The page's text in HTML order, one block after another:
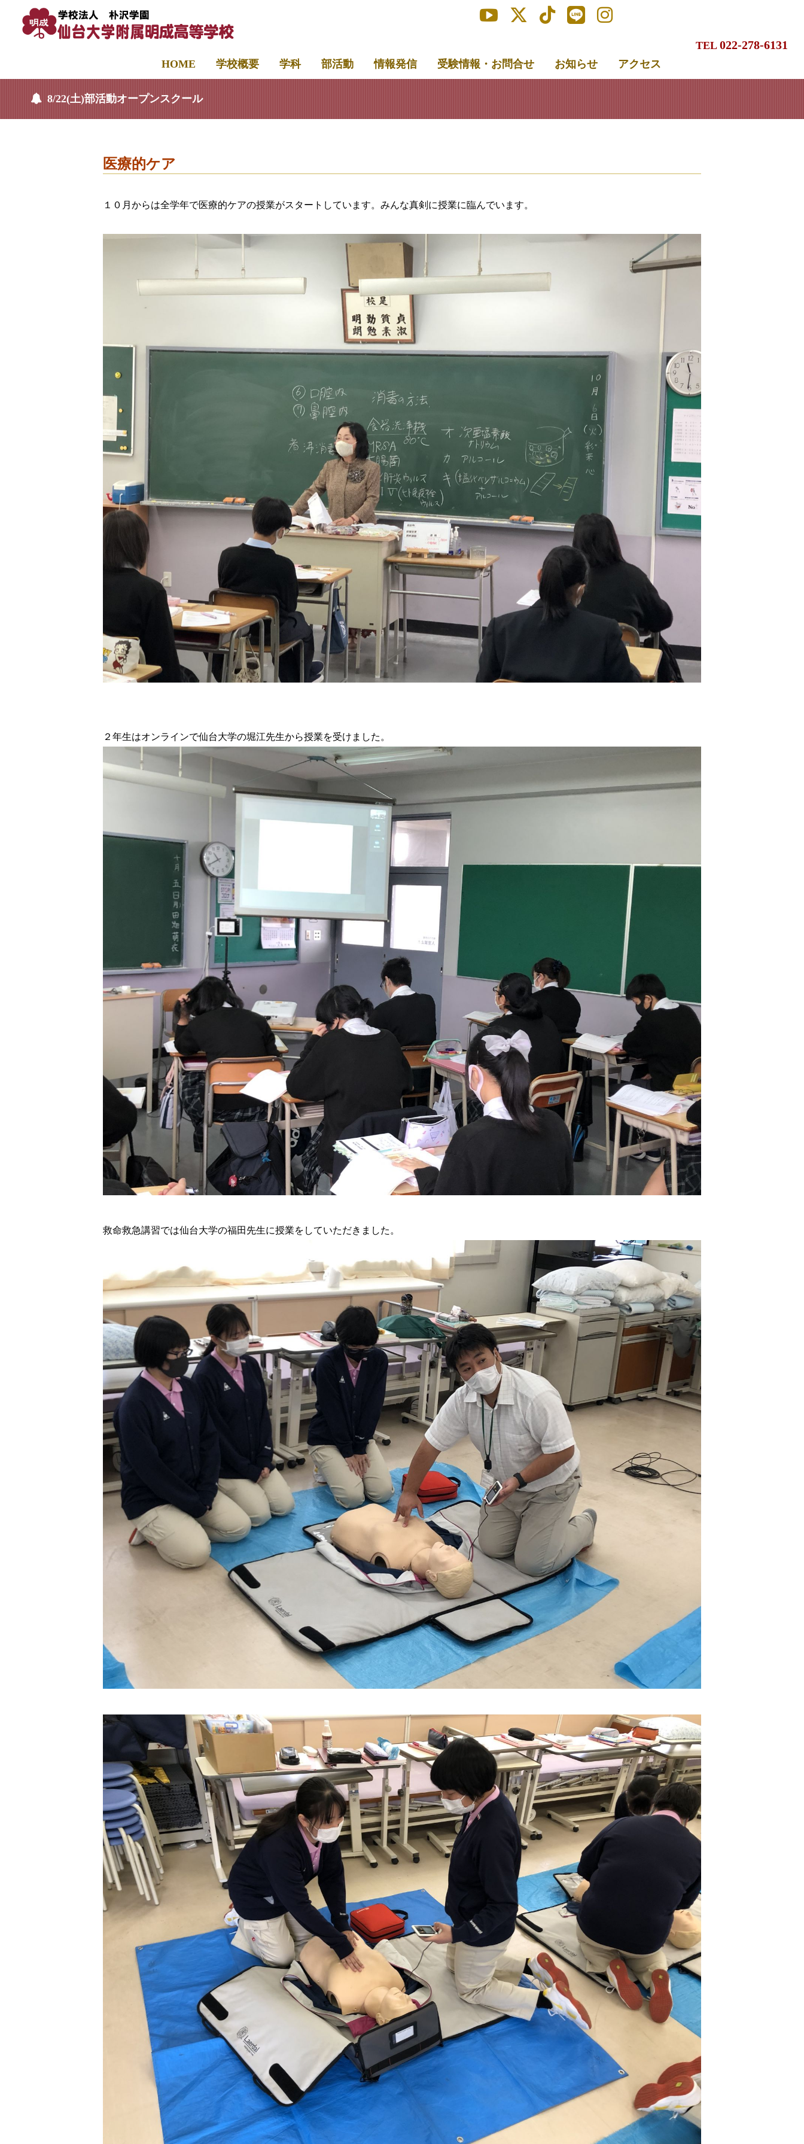
TEL022-278-6131
HOME 学校概要 学科 部活動 情報発信 受験情報・お問合せ お知らせ アクセス
8/22(土)部活動オープンスクール
医療的ケア
１０月からは全学年で医療的ケアの授業がスタートしています。みんな真剣に授業に臨んでいます。
２年生はオンラインで仙台大学の堀江先生から授業を受けました。
救命救急講習では仙台大学の福田先生に授業をしていただきました。